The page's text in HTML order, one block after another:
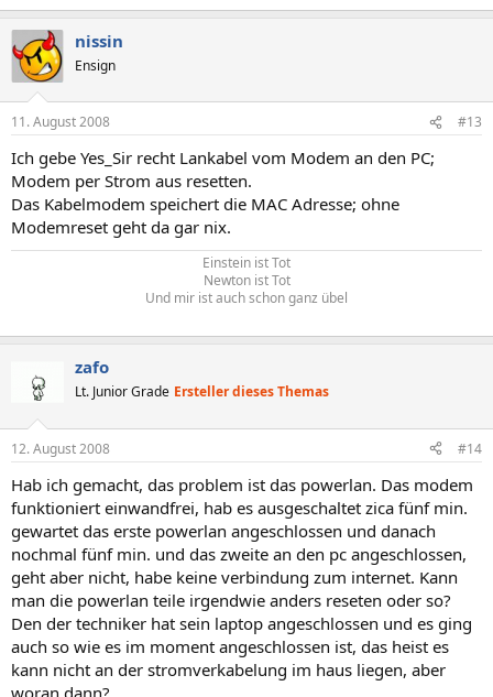
nissin
Ensign
11. August 2008 #13
Ich gebe Yes_Sir recht Lankabel vom Modem an den PC;
Modem per Strom aus resetten.
Das Kabelmodem speichert die MAC Adresse; ohne
Modemreset geht da gar nix.
Einstein ist Tot
Newton ist Tot
Und mir ist auch schon ganz übel
zafo
Lt. Junior Grade Ersteller dieses Themas
12. August 2008 #14
Hab ich gemacht, das problem ist das powerlan. Das modem
funktioniert einwandfrei, hab es ausgeschaltet zica fünf min.
gewartet das erste powerlan angeschlossen und danach
nochmal fünf min. und das zweite an den pc angeschlossen,
geht aber nicht, habe keine verbindung zum internet. Kann
man die powerlan teile irgendwie anders reseten oder so?
Den der techniker hat sein laptop angeschlossen und es ging
auch so wie es im moment angeschlossen ist, das heist es
kann nicht an der stromverkabelung im haus liegen, aber
woran dann?